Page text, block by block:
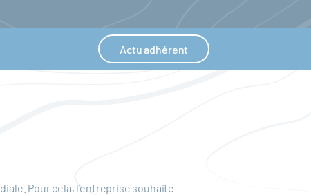
Actu adhérent
Pour cela, l’entreprise souhaite